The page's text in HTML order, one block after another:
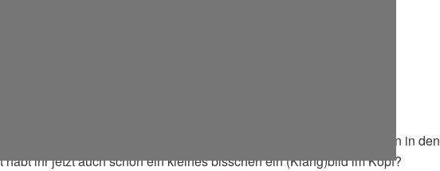
mal grob umrissen, mit den genannten Bands ein paar Referenzen in den
ihr jetzt auch schon ein kleines bisschen ein (Klang)bild im Kopf?